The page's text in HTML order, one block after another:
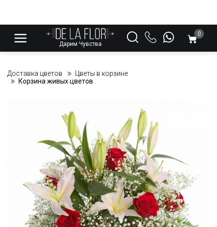
Дарим Чувства
0
Доставка цветов
Цветы в корзине
Корзина живых цветов